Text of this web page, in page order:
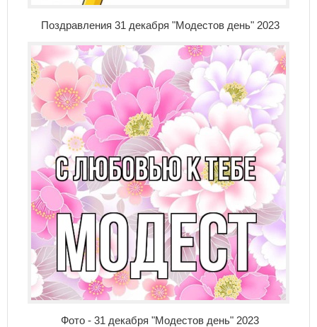
Поздравления 31 декабря "Модестов день" 2023
Фото - 31 декабря "Модестов день" 2023